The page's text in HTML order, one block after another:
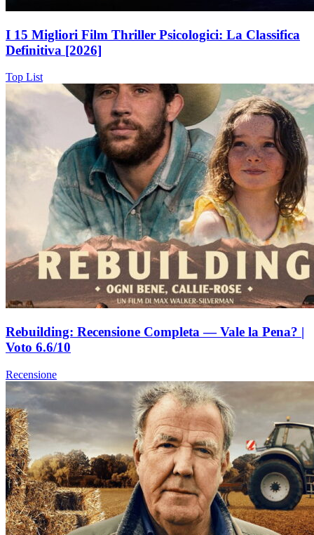
I 15 Migliori Film Thriller Psicologici: La Classifica
Definitiva [2026]
Top List
Rebuilding: Recensione Completa — Vale la Pena? |
Voto 6.6/10
Recensione